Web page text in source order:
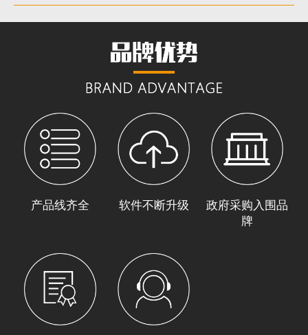
产品线齐全 软件不断升级
政府采购入围品
牌